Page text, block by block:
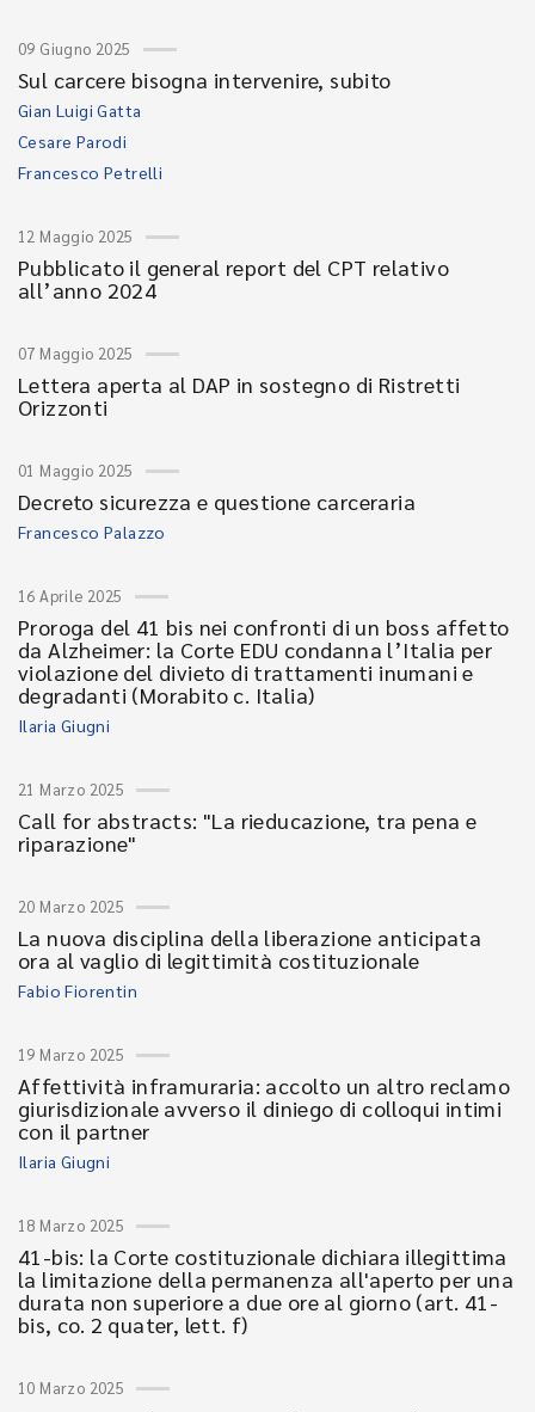
09 Giugno 2025
Sul carcere bisogna intervenire, subito
Gian Luigi Gatta
Cesare Parodi
Francesco Petrelli
12 Maggio 2025
Pubblicato il general report del CPT relativo
all’anno 2024
07 Maggio 2025
Lettera aperta al DAP in sostegno di Ristretti
Orizzonti
01 Maggio 2025
Decreto sicurezza e questione carceraria
Francesco Palazzo
16 Aprile 2025
Proroga del 41 bis nei confronti di un boss affetto
da Alzheimer: la Corte EDU condanna l’Italia per
violazione del divieto di trattamenti inumani e
degradanti (Morabito c. Italia)
Ilaria Giugni
21 Marzo 2025
Call for abstracts: "La rieducazione, tra pena e
riparazione"
20 Marzo 2025
La nuova disciplina della liberazione anticipata
ora al vaglio di legittimità costituzionale
Fabio Fiorentin
19 Marzo 2025
Affettività inframuraria: accolto un altro reclamo
giurisdizionale avverso il diniego di colloqui intimi
con il partner
Ilaria Giugni
18 Marzo 2025
41-bis: la Corte costituzionale dichiara illegittima
la limitazione della permanenza all'aperto per una
durata non superiore a due ore al giorno (art. 41-
bis, co. 2 quater, lett. f)
10 Marzo 2025